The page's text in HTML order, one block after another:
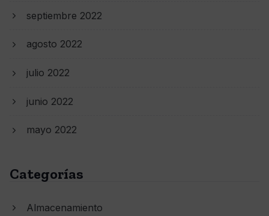
septiembre 2022
agosto 2022
julio 2022
junio 2022
mayo 2022
Categorías
Almacenamiento